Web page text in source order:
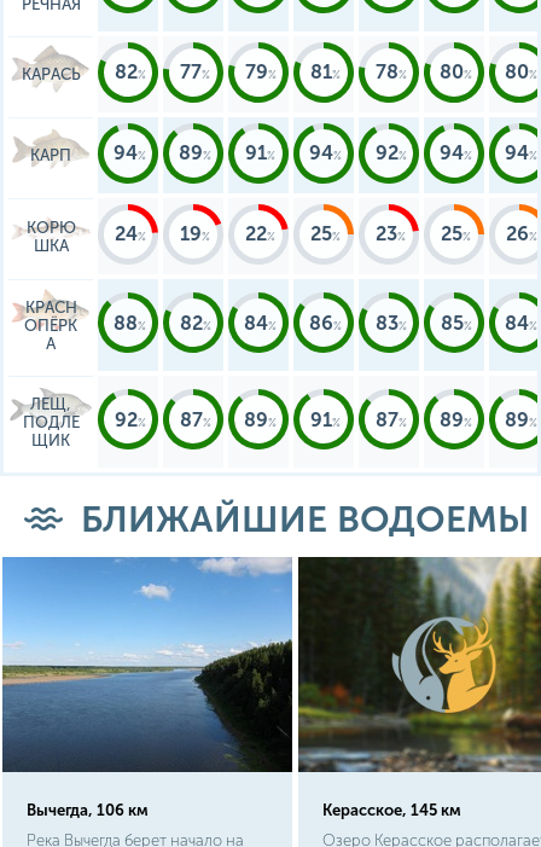
РЕЧНАЯ
КАРАСЬ 82 77 79 81 78 80 80
КАРП 94 89 91 94 92 94 94
КОРЮ
ШКА
24 19 22 25 23 25 26
КРАСН
ОПЁРК
А
88 82 84 86 83 85 84
ЛЕЩ,
ПОДЛЕ
ЩИК
92 87 89 91 87 89 89
БЛИЖАЙШИЕ ВОДОЕМЫ
Вычегда, 106 км
Река Вычегда берет начало на
Керасское, 145 км
Озеро Керасское